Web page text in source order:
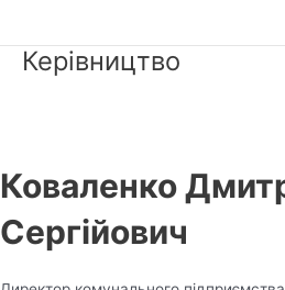
вмістуКерівництво
Коваленко
Сергійович